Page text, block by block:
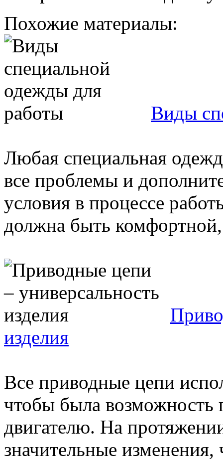
Похожие материалы:
Виды
Любая специальная
все проблемы и
условия в процессе
должна быть
изделия
Все приводные цепи
чтобы была возможность
двигателю. На
значительные изменения,